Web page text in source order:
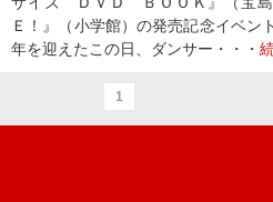
Ｅ！』（小学館）の発売記念イベ
年を迎えたこの日、ダンサー・・・
1